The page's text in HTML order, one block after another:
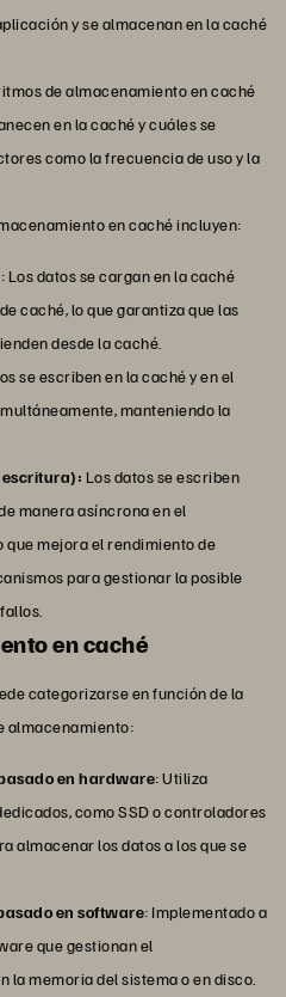
y se almacenan en la caché
de almacenamiento en caché
en la caché y cuáles se
como la frecuencia de uso y la
en caché incluyen:
: Los datos se cargan en la caché
caché, lo que garantiza que las
desde la caché.
se escriben en la caché y en el
manteniendo la
Los datos se escriben
manera asíncrona en el
mejora el rendimiento de
para gestionar la posible
en caché
categorizarse en función de la
almacenamiento:
en hardware: Utiliza
como SSD o controladores
almacenar los datos a los que se
en software: Implementado a
que gestionan el
la memoria del sistema o en disco.